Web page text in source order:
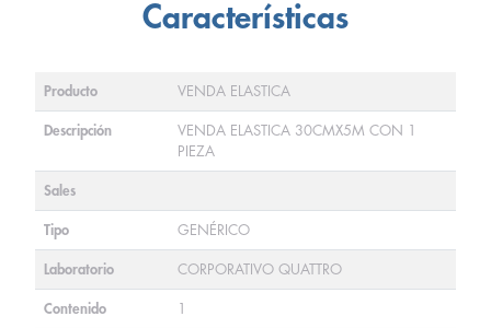
Características
Producto VENDA ELASTICA
Descripción
VENDA ELASTICA 30CMX5M CON 1
PIEZA
Sales
Tipo GENÉRICO
Laboratorio CORPORATIVO QUATTRO
Contenido 1